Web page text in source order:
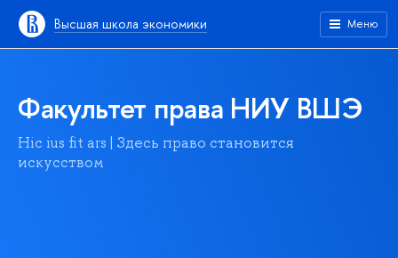
Высшая школа экономики Меню
Факультет права НИУ ВШЭ
Hic ius fit ars | Здесь право становится
искусством